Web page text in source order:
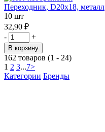
Переходник, D20х18, металл
10 шт
32,90 ₽
-
+
В корзину
162 товаров (1 - 24)
1 2 3...7>
Категории Бренды